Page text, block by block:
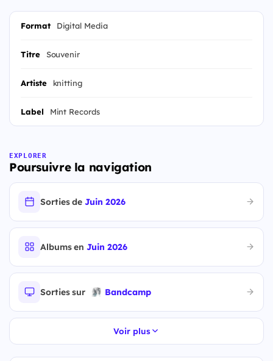
Format Digital Media
Titre Souvenir
Artiste knitting
Label Mint Records
EXPLORER
Poursuivre la navigation
Sorties deJuin 2026
Albums enJuin 2026
Sorties sur Bandcamp
Voir plus